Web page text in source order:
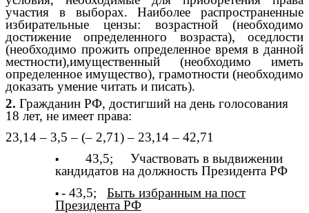
участия в выборах. Наиболее распространенные
избирательные цензы: возрастной (необходимо
достижение определенного возраста), оседлости
(необходимо прожить определенное время в данной
местности),имущественный (необходимо иметь
определенное имущество), грамотности (необходимо
доказать умение читать и писать).
2. Гражданин РФ, достигший на день голосования
18 лет, не имеет права:
23,14 – 3,5 – (– 2,71) – 23,14 – 42,71
43,5; Участвовать в выдвижении
кандидатов на должность Президента РФ
- 43,5; Быть избранным на пост
Президента РФ